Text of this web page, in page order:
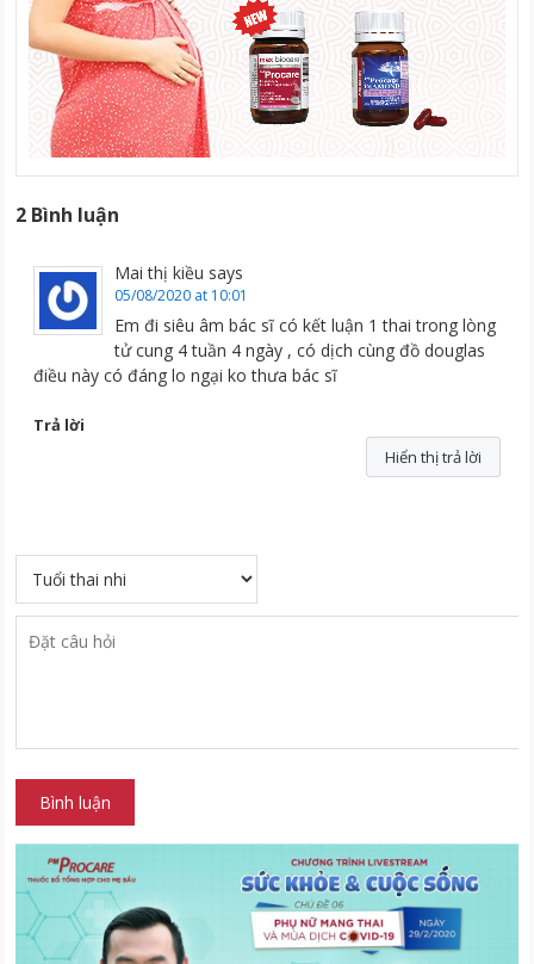
2 Bình luận
Mai thị kiều says
05/08/2020 at 10:01
Em đi siêu âm bác sĩ có kết luận 1 thai trong lòng
tử cung 4 tuần 4 ngày , có dịch cùng đồ douglas
điều này có đáng lo ngại ko thưa bác sĩ
Trả lời
Hiển thị trả lời